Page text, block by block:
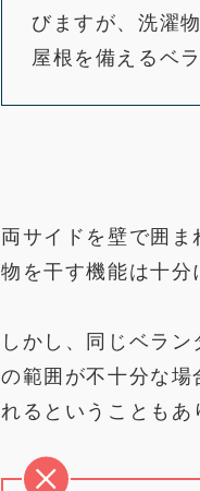
びますが、洗濯
屋根を備えるベ
両サイドを壁で囲
物を干す機能は十分
しかし、同じベラ
の範囲が不十分な
れるということもあ